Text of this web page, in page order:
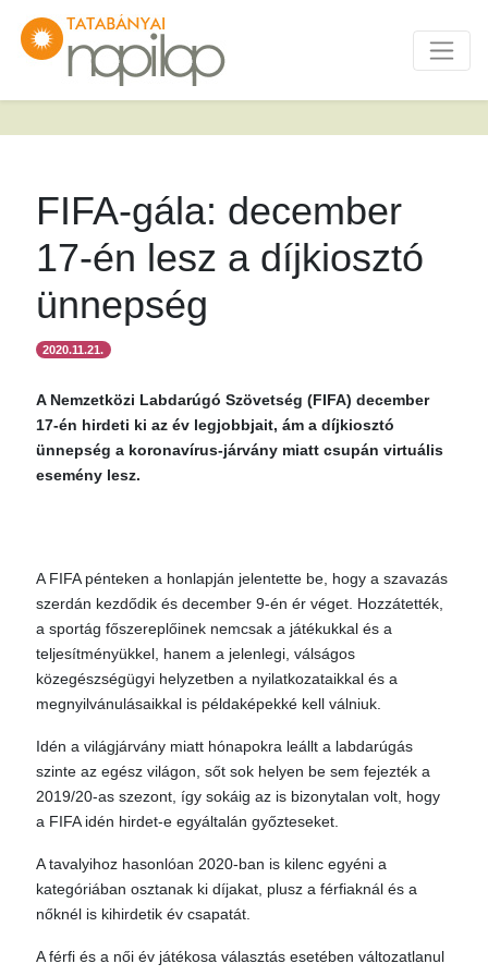
FIFA-gála: december
17-én lesz a díjkiosztó
ünnepség
2020.11.21.
A Nemzetközi Labdarúgó Szövetség (FIFA) december
17-én hirdeti ki az év legjobbjait, ám a díjkiosztó
ünnepség a koronavírus-járvány miatt csupán virtuális
esemény lesz.
A FIFA pénteken a honlapján jelentette be, hogy a szavazás
szerdán kezdődik és december 9-én ér véget. Hozzátették,
a sportág főszereplőinek nemcsak a játékukkal és a
teljesítményükkel, hanem a jelenlegi, válságos
közegészségügyi helyzetben a nyilatkozataikkal és a
megnyilvánulásaikkal is példaképekké kell válniuk.
Idén a világjárvány miatt hónapokra leállt a labdarúgás
szinte az egész világon, sőt sok helyen be sem fejezték a
2019/20-as szezont, így sokáig az is bizonytalan volt, hogy
a FIFA idén hirdet-e egyáltalán győzteseket.
A tavalyihoz hasonlóan 2020-ban is kilenc egyéni a
kategóriában osztanak ki díjakat, plusz a férfiaknál és a
nőknél is kihirdetik év csapatát.
A férfi és a női év játékosa választás esetében változatlanul